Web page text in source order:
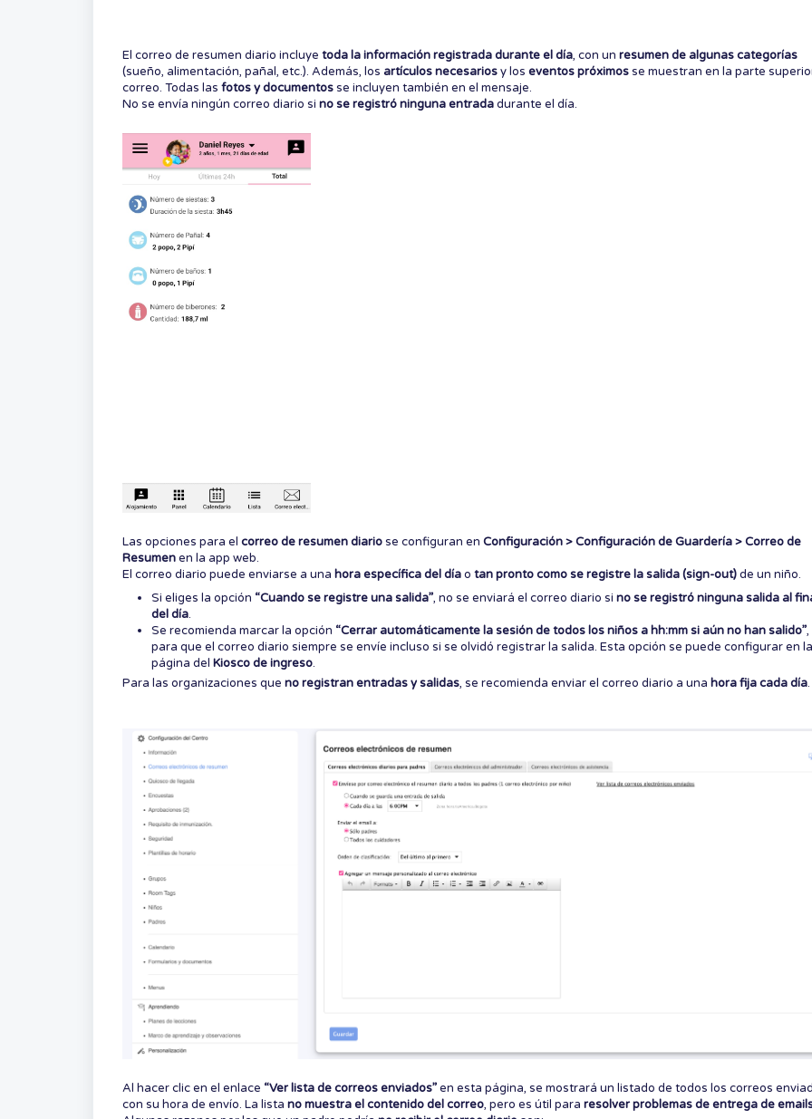
El correo de resumen diario incluye toda la información registrada durante el día, con un resumen de algunas categorías
(sueño, alimentación, pañal, etc.). Además, los artículos necesariosy los eventos próximosse muestran en la parte
correo. Todas las fotos y documentosse incluyen también en el mensaje.
No se envía ningún correo diario si no se registró ninguna entradadurante el día.
Las opciones para el correo de resumen diariose configuran en Configuración > Configuración de Guardería > Correo de
Resumenen la app web.
El correo diario puede enviarse a una hora específica del díao tan pronto como se registre la salida (sign-out)de un niño.
Si eliges la opción “Cuando se registre una salida”, no se enviará el correo diario si no se registró ninguna salida al
del día.
Se recomienda marcar la opción “Cerrar automáticamente la sesión de todos los niños a hh:mm si aún no han salido”,
para que el correo diario siempre se envíe incluso si se olvidó registrar la salida. Esta opción se puede configurar en la
página del Kiosco de ingreso.
Para las organizaciones que no registran entradas y salidas, se recomienda enviar el correo diario a una hora fija cada día.
Al hacer clic en el enlace “Ver lista de correos enviados”en esta página, se mostrará un listado de todos los correos
con su hora de envío. La lista no muestra el contenido del correo, pero es útil para resolver problemas de entrega de